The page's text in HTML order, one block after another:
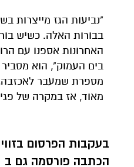
"נביעות הגז מייצרות
בבורות האלה. כשיש
האחרונות אספנו עם
בים העמוק", הוא
מספרת שמעבר
מאוד, אז במקרה של
בעקבות הפרסום
הכתבה פורסמה גם ב